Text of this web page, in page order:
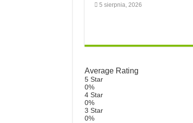
5 sierpnia, 2026
Average Rating
5 Star
0%
4 Star
0%
3 Star
0%